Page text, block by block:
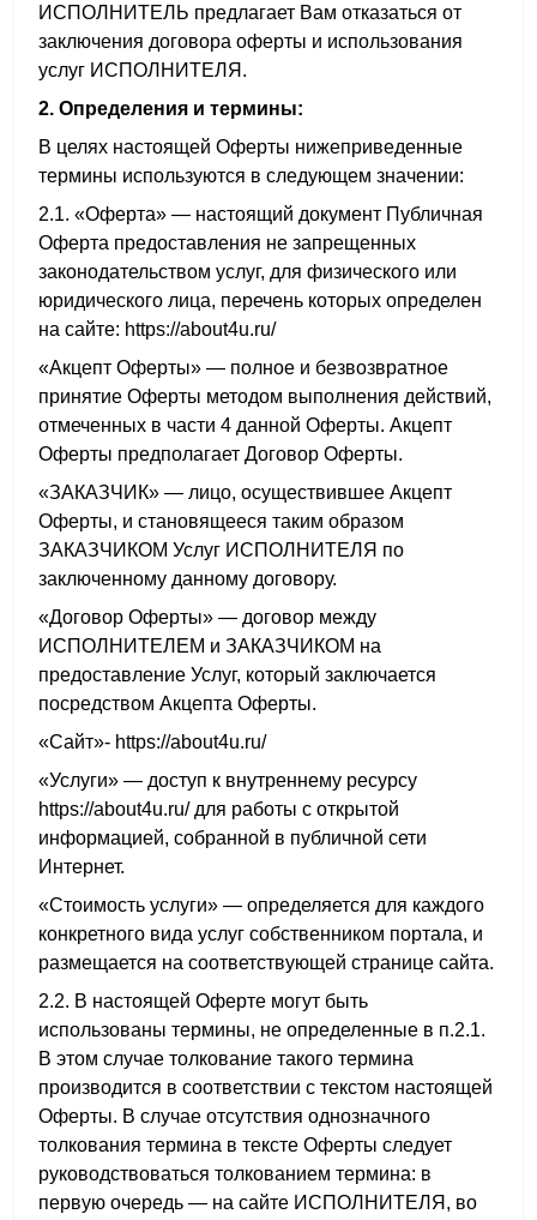
ИСПОЛНИТЕЛЬ предлагает Вам отказаться от
заключения договора оферты и использования
услуг ИСПОЛНИТЕЛЯ.
2. Определения и термины:
В целях настоящей Оферты нижеприведенные
термины используются в следующем значении:
2.1. «Оферта» — настоящий документ Публичная
Оферта предоставления не запрещенных
законодательством услуг, для физического или
юридического лица, перечень которых определен
на сайте: https://about4u.ru/
«Акцепт Оферты» — полное и безвозвратное
принятие Оферты методом выполнения действий,
отмеченных в части 4 данной Оферты. Акцепт
Оферты предполагает Договор Оферты.
«ЗАКАЗЧИК» — лицо, осуществившее Акцепт
Оферты, и становящееся таким образом
ЗАКАЗЧИКОМ Услуг ИСПОЛНИТЕЛЯ по
заключенному данному договору.
«Договор Оферты» — договор между
ИСПОЛНИТЕЛЕМ и ЗАКАЗЧИКОМ на
предоставление Услуг, который заключается
посредством Акцепта Оферты.
«Сайт»- https://about4u.ru/
«Услуги» — доступ к внутреннему ресурсу
https://about4u.ru/ для работы с открытой
информацией, собранной в публичной сети
Интернет.
«Стоимость услуги» — определяется для каждого
конкретного вида услуг собственником портала, и
размещается на соответствующей странице сайта.
2.2. В настоящей Оферте могут быть
использованы термины, не определенные в п.2.1.
В этом случае толкование такого термина
производится в соответствии с текстом настоящей
Оферты. В случае отсутствия однозначного
толкования термина в тексте Оферты следует
руководствоваться толкованием термина: в
первую очередь — на сайте ИСПОЛНИТЕЛЯ, во